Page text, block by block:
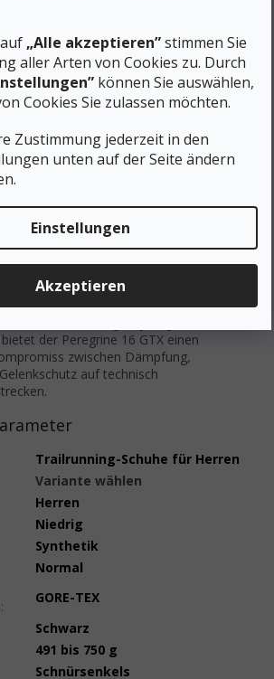
„Alle akzeptieren”stimmen Sie
aller Arten von Cookies zu. Durch
können Sie auswählen,
Cookies Sie zulassen möchten.
Zustimmung jederzeit in den
unten auf der Seite ändern
Einstellungen
Akzeptieren
ohne dedizierte
– die Stabilität ergibt sich aus der
und der Rock Plate
reduziert den Druck auf die
bei langen Läufen und unterstützt
erhält die
und Propriozeption
der Fußposition im Raum)
Druckverteilung
reduziert die Entstehung von
bei mehrfachen Abstiegen
entspricht der
oder leicht pronierender
der Peregrine 16 GTX einen
zwischen Dämpfung,
auf technisch
Trailrunning-Schuhe für Herren
Variante wählen
Herren
Niedrig
Synthetik
Normal
:
GORE-TEX
Schwarz
491 bis 750 g
Schnürsenkels